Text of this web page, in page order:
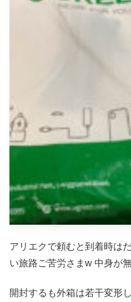
アリエクで頼むと到着時は
い旅路ご苦労さまw 中身が
開封するも外箱は若干変形